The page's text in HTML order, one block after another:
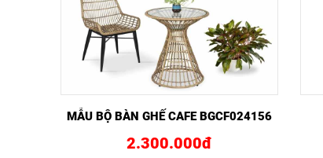
XEM NHANH MUA NGAY
MẪU BỘ BÀN GHẾ CAFE BGCF024156
2.300.000đ